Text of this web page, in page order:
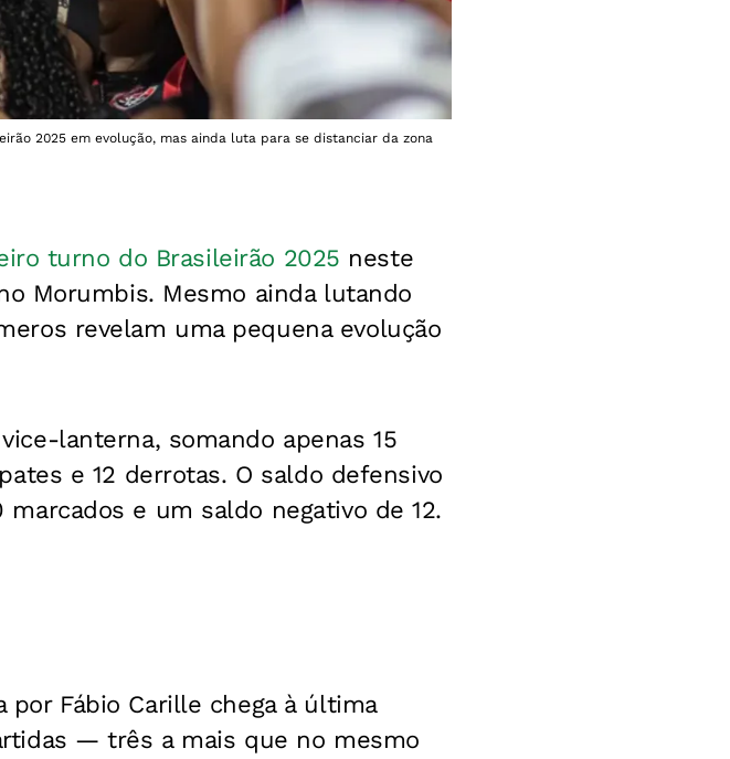
2025 em evolução, mas ainda luta para se distanciar da zona
turno do Brasileirão 2025 neste
Morumbis. Mesmo ainda lutando
revelam uma pequena evolução
lanterna, somando apenas 15
e 12 derrotas. O saldo defensivo
e um saldo negativo de 12.
por Fábio Carille chega à última
— três a mais que no mesmo